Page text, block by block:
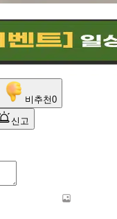
비추천0
신고